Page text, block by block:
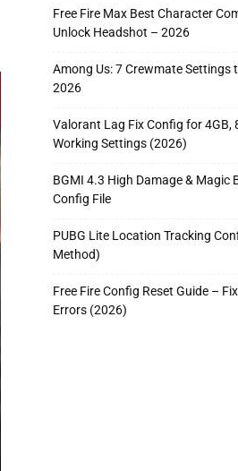
Free Fire Max Best Character
Unlock Headshot – 2026
Among Us: 7 Crewmate Settings
2026
Valorant Lag Fix Config for 4GB,
Working Settings (2026)
BGMI 4.3 High Damage & Magic
Config File
PUBG Lite Location Tracking
Method)
Free Fire Config Reset Guide –
Errors (2026)